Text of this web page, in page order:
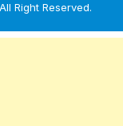
Right Reserved.